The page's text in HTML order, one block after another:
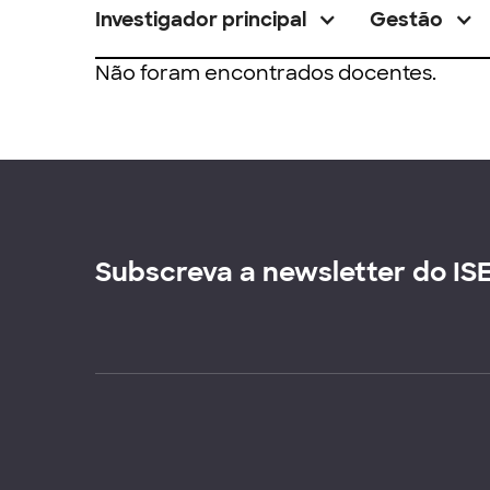
Investigador principal Gestão
Não foram encontrados docentes.
Subscreva a newsletter do